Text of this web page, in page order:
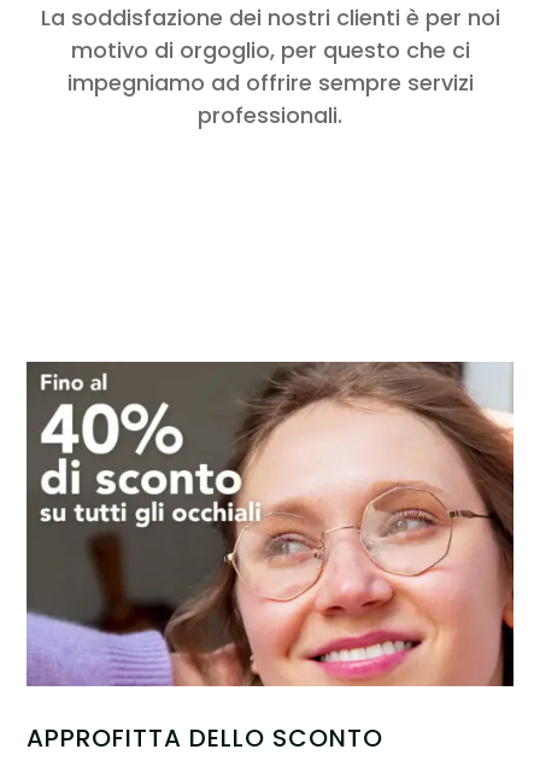
La soddisfazione dei nostri clienti è per noi
motivo di orgoglio, per questo che ci
impegniamo ad offrire sempre servizi
professionali.
APPROFITTA DELLO SCONTO